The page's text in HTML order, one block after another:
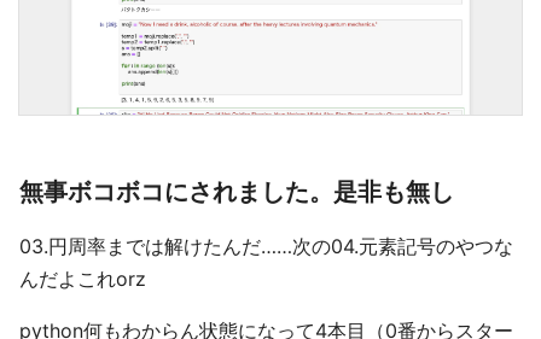
無事ボコボコにされました。是非も無し
03.円周率までは解けたんだ……次の04.元素記号のやつな
んだよこれorz
python何もわからん状態になって4本目（0番からスター